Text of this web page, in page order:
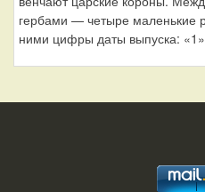
гербами — четыре маленькие
ними цифры даты выпуска: